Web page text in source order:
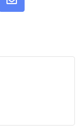
Share